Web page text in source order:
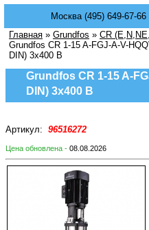
Москва (495) 649-67-66
Главная » Grundfos » CR
Grundfos CR 1-15 A-FGJ-A-V-
DIN) 3х400 В
Grundfos CR 1-15 A-
DIN) 3х400 В
Артикул: 96516272
Цена обновлена - 08.08.2026